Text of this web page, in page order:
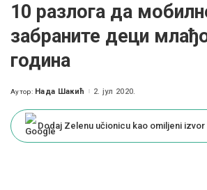
10 разлога да
забраните деци
година
Posted
Аутор: Нада Шакић 2. јул 2020.
Dodaj Zelenu učionicu kao omiljeni izvor